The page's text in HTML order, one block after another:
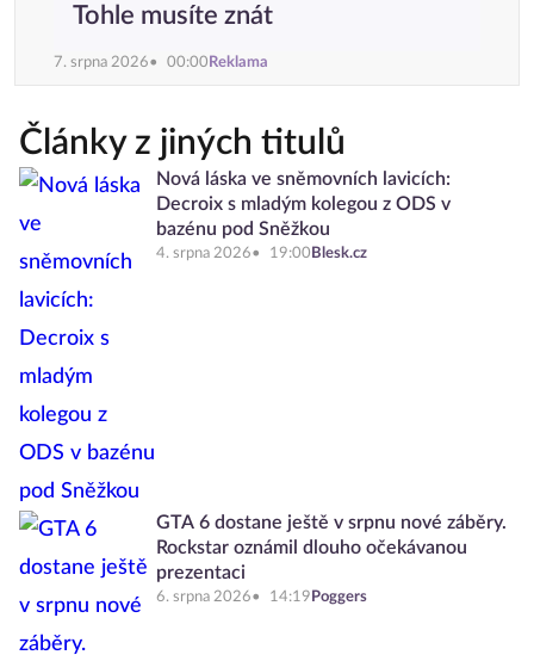
Tohle musíte znát
7. srpna 2026 00:00 Reklama
Články z jiných titulů
Nová láska ve sněmovních lavicích:
Decroix s mladým kolegou z ODS v
bazénu pod Sněžkou
4. srpna 2026 19:00 Blesk.cz
GTA 6 dostane ještě v srpnu nové záběry.
Rockstar oznámil dlouho očekávanou
prezentaci
6. srpna 2026 14:19 Poggers